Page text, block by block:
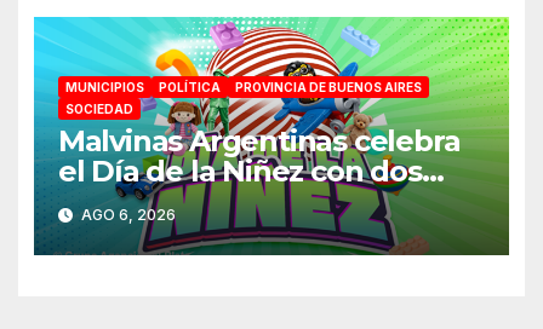
MUNICIPIOS POLÍTICA
PROVINCIA DE BUENOS AIRES
SOCIEDAD
Malvinas Argentinas celebra
el Día de la Niñez con dos
jornadas de juegos,
espectáculos y actividades
para toda la familia
AGO 6, 2026